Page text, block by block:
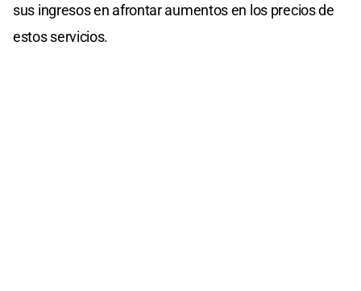
sus ingresos en afrontar aumentos en los precios de
estos servicios. ‬